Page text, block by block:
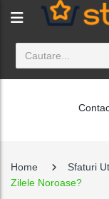
Home Sfaturi
Zilele Noroase?